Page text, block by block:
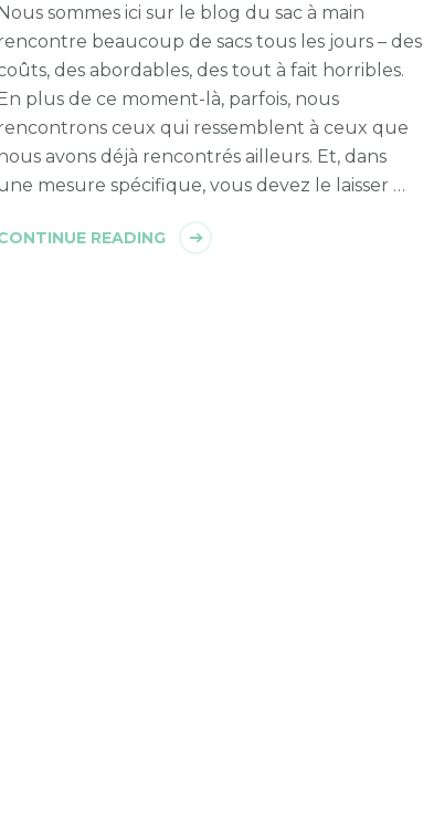
Nous sommes ici sur le blog du sac à main
beaucoup de sacs tous les jours – des
des abordables, des tout à fait horribles.
En plus de ce moment-là, parfois, nous
ceux qui ressemblent à ceux que
avons déjà rencontrés ailleurs. Et, dans
mesure spécifique, vous devez le laisser …
READING